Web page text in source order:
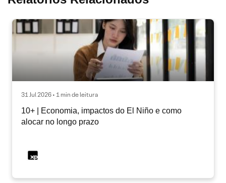
31 Jul 2026 • 1 min de leitura
10+ | Economia, impactos do El Niño e como
alocar no longo prazo